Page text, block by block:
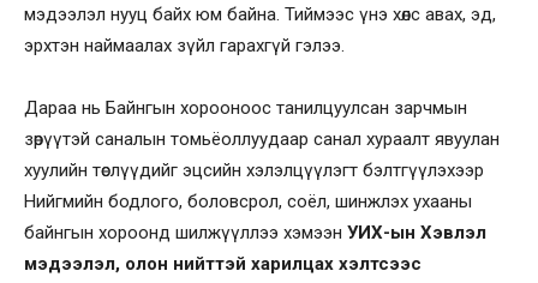
мэдээлэл нууц байх юм байна. Тиймээс үнэ хөлс авах, эд,
эрхтэн наймаалах зүйл гарахгүй гэлээ.
Дараа нь Байнгын хорооноос танилцуулсан зарчмын
зөрүүтэй саналын томьёоллуудаар санал хураалт явуулан
хуулийн төслүүдийг эцсийн хэлэлцүүлэгт бэлтгүүлэхээр
Нийгмийн бодлого, боловсрол, соёл, шинжлэх ухааны
байнгын хороонд шилжүүллээ хэмээн УИХ-ын Хэвлэл
мэдээлэл, олон нийттэй харилцах хэлтсээс